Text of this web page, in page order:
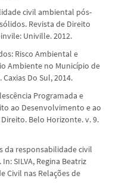
civil ambiental pós-
Revista de Direito
Univille. 2012.
Risco Ambiental e
Ambiente no Município de
Do Sul, 2014.
Programada e
ao Desenvolvimento e ao
Belo Horizonte. v. 9.
da responsabilidade civil
SILVA, Regina Beatriz
Civil nas Relações de